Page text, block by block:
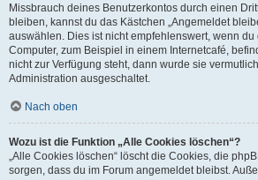
Missbrauch deines Benutzerkontos durch einen
bleiben, kannst du das Kästchen „Angemeldet
auswählen. Dies ist nicht empfehlenswert, wenn
Computer, zum Beispiel in einem Internetcafé,
nicht zur Verfügung steht, dann wurde sie
Administration ausgeschaltet.
Nach oben
Wozu ist die Funktion „Alle Cookies löschen“?
„Alle Cookies löschen“ löscht die Cookies, die
sorgen, dass du im Forum angemeldet bleibst.